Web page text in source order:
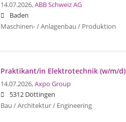
14.07.2026,ABB Schweiz AG
Baden
Maschinen- / Anlagenbau / Produktion
Praktikant/in Elektrotechnik (w/m/d)
14.07.2026,Axpo Group
5312 Döttingen
Bau / Architektur / Engineering